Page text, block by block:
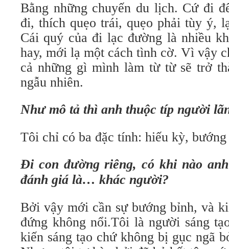
Bằng những chuyến du lịch. Cứ đi
đi, thích quẹo trái, quẹo phải tùy ý,
Cái quý của đi lạc đường là nhiều
hay, mới lạ một cách tình cờ. Vì vậy
cả những gì mình làm từ từ sẽ trở
ngẫu nhiên.
Như mô tả thì anh thuộc típ người
Tôi chỉ có ba đặc tính: hiếu kỳ,
Đi con đường riêng, có khi nào
đánh giá là… khác người?
Bởi vậy mới cần sự bướng bỉnh, và
đứng không nổi.Tôi là người sáng
kiến sáng tạo chứ không bị gục ngã